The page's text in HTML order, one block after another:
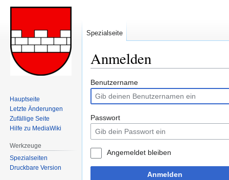
Anmelden
Zur
Navigation
springen
Zur
Suche
springen
Benutzername
Passwort
Angemeldet bleiben
Anmelden
Spezialseite
Hauptseite
Letzte Änderungen
Zufällige Seite
Hilfe zu MediaWiki
Werkzeuge
Spezialseiten
Druckbare Version